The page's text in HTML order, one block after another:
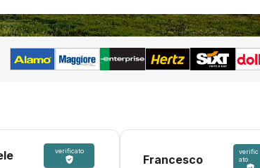
verificato
Francesco
verific
ato